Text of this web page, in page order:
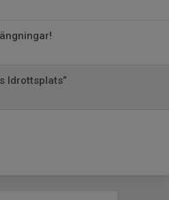
Idrottsplats”